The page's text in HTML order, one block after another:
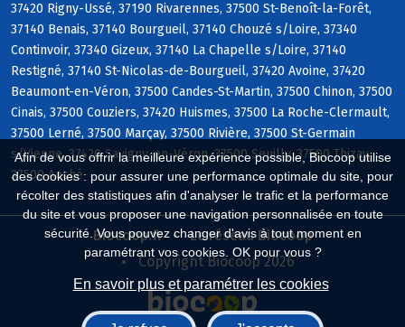
Afin de vous offrir la meilleure expérience possible, Biocoop utilise
des cookies : pour assurer une performance optimale du site, pour
récolter des statistiques afin d'analyser le trafic et la performance
du site et vous proposer une navigation personnalisée en toute
sécurité. Vous pouvez changer d'avis à tout moment en
paramétrant vos cookies. OK pour vous ?
En savoir plus et paramétrer les cookies
37420 Rigny-Ussé, 37190 Rivarennes, 37500 St-Benoît-la-Forêt,
37140 Benais, 37140 Bourgueil, 37140 Chouzé s/Loire, 37340
Continvoir, 37340 Gizeux, 37140 La Chapelle s/Loire, 37140
Restigné, 37140 St-Nicolas-de-Bourgueil, 37420 Avoine, 37420
Beaumont-en-Véron, 37500 Candes-St-Martin, 37500 Chinon, 37500
Cinais, 37500 Couziers, 37420 Huismes, 37500 La Roche-Clermault,
37500 Lerné, 37500 Marçay, 37500 Rivière, 37500 St-Germain
s/Vienne, 37420 Savigny-en-Véron, 37500 Seuilly, 37500 Thizay,
37500 Anché
Biocoop.fr
Le réseau Biocoop
Copyright Biocoop 2026